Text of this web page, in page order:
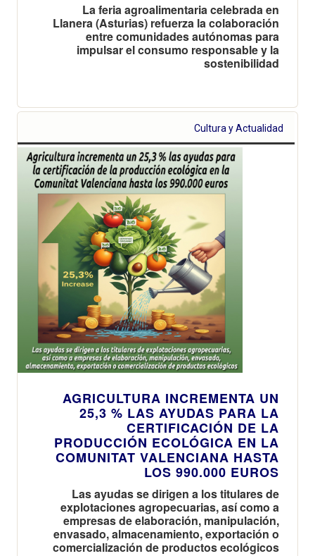
La feria agroalimentaria celebrada en
Llanera (Asturias) refuerza la colaboración
entre comunidades autónomas para
impulsar el consumo responsable y la
sostenibilidad
Cultura y Actualidad
AGRICULTURA INCREMENTA UN
25,3 % LAS AYUDAS PARA LA
CERTIFICACIÓN DE LA
PRODUCCIÓN ECOLÓGICA EN LA
COMUNITAT VALENCIANA HASTA
LOS 990.000 EUROS
Las ayudas se dirigen a los titulares de
explotaciones agropecuarias, así como a
empresas de elaboración, manipulación,
envasado, almacenamiento, exportación o
comercialización de productos ecológicos